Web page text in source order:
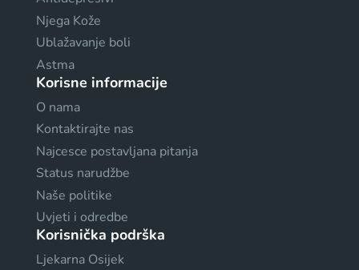
Njega Kože
Ublažavanje boli
Astma
Korisne informacije
O nama
Kontaktirajte nas
Najcesce postavljana pitanja
Status narudžbe
Naše politike
Uvjeti i odredbe
Korisnička podrška
Ljekarna Osijek